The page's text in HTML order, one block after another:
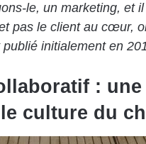
le, un marketing, et
pas le client au cœur,
initialement en
: une
culture du